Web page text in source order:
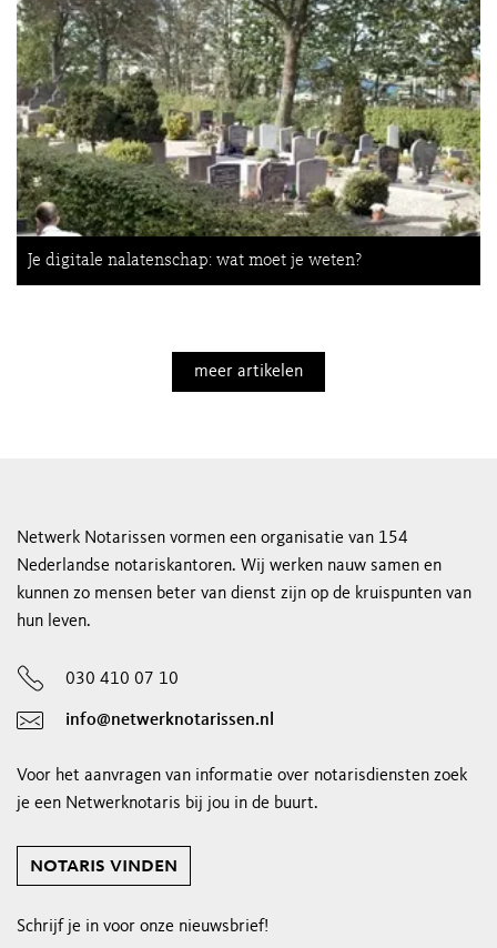
Je digitale nalatenschap: wat moet je weten?
meer artikelen
Netwerk Notarissen vormen een organisatie van 154
Nederlandse notariskantoren. Wij werken nauw samen en
kunnen zo mensen beter van dienst zijn op de kruispunten van
hun leven.
030 410 07 10
info@netwerknotarissen.nl
Voor het aanvragen van informatie over notarisdiensten zoek
je een Netwerknotaris bij jou in de buurt.
notaris vinden
Schrijf je in voor onze nieuwsbrief!